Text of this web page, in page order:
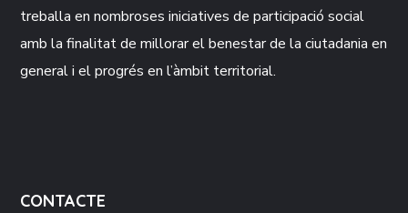
treballa en nombroses iniciatives de participació social
amb la finalitat de millorar el benestar de la ciutadania en
general i el progrés en l’àmbit territorial.
CONTACTE